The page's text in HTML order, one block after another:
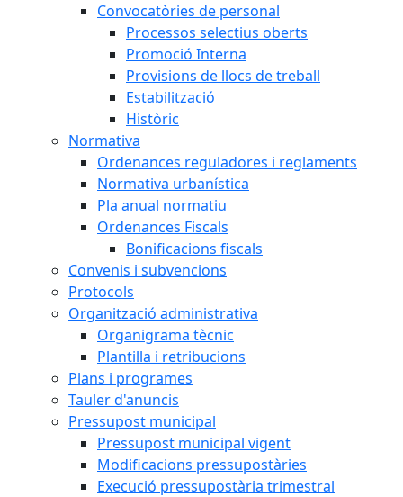
Convocatòries de personal
Processos selectius oberts
Promoció Interna
Provisions de llocs de treball
Estabilització
Històric
Normativa
Ordenances reguladores i reglaments
Normativa urbanística
Pla anual normatiu
Ordenances Fiscals
Bonificacions fiscals
Convenis i subvencions
Protocols
Organització administrativa
Organigrama tècnic
Plantilla i retribucions
Plans i programes
Tauler d'anuncis
Pressupost municipal
Pressupost municipal vigent
Modificacions pressupostàries
Execució pressupostària trimestral